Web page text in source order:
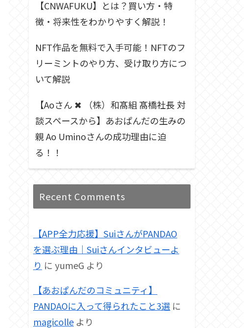
【CNWAFUKU】とは？買い方・特
徴・将来性をわかりやすく解説！
NFT作品を無料で入手可能！NFTのフ
リーミントのやり方、受け取り方につ
いて解説
【Aoさん ✖︎ （株）和髙組 髙橋社長 対
談スペースから】あおぱんだの生みの
親 Ao Uminoさんの成功理由に迫
る！！
Recent Comments
【APP全力応援】SuiさんがPANDAO
を選ぶ理由｜Suiさんインタビューよ
り に yumeG より
【あおぱんだのコミュニティ】
PANDAOに入って得られたこと3選 に
magicolle より